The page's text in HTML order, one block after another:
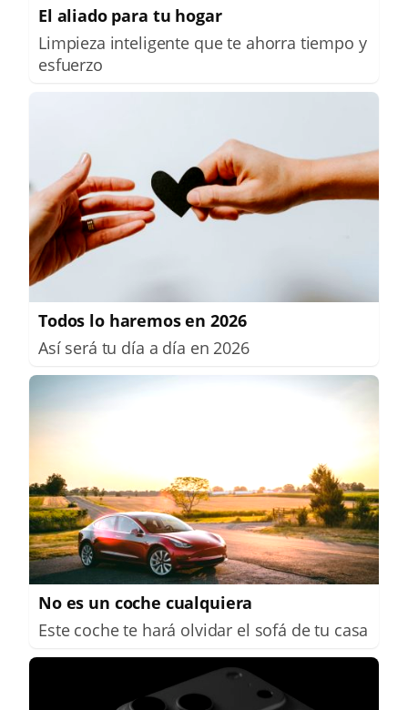
El aliado para tu hogar
Limpieza inteligente que te ahorra tiempo y
esfuerzo
Todos lo haremos en 2026
Así será tu día a día en 2026
No es un coche cualquiera
Este coche te hará olvidar el sofá de tu casa